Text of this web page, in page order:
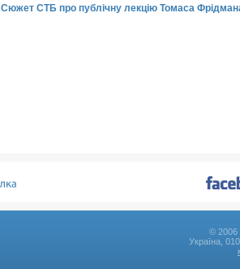
Сюжет СТБ про публічну лекцію Томаса
© 2006
Україна,